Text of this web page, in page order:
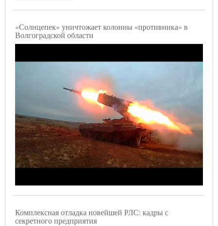
«Солнцепек» уничтожает колонны «противника» в
Волгоградской области
Комплексная отладка новейшей РЛС: кадры с
секретного предприятия